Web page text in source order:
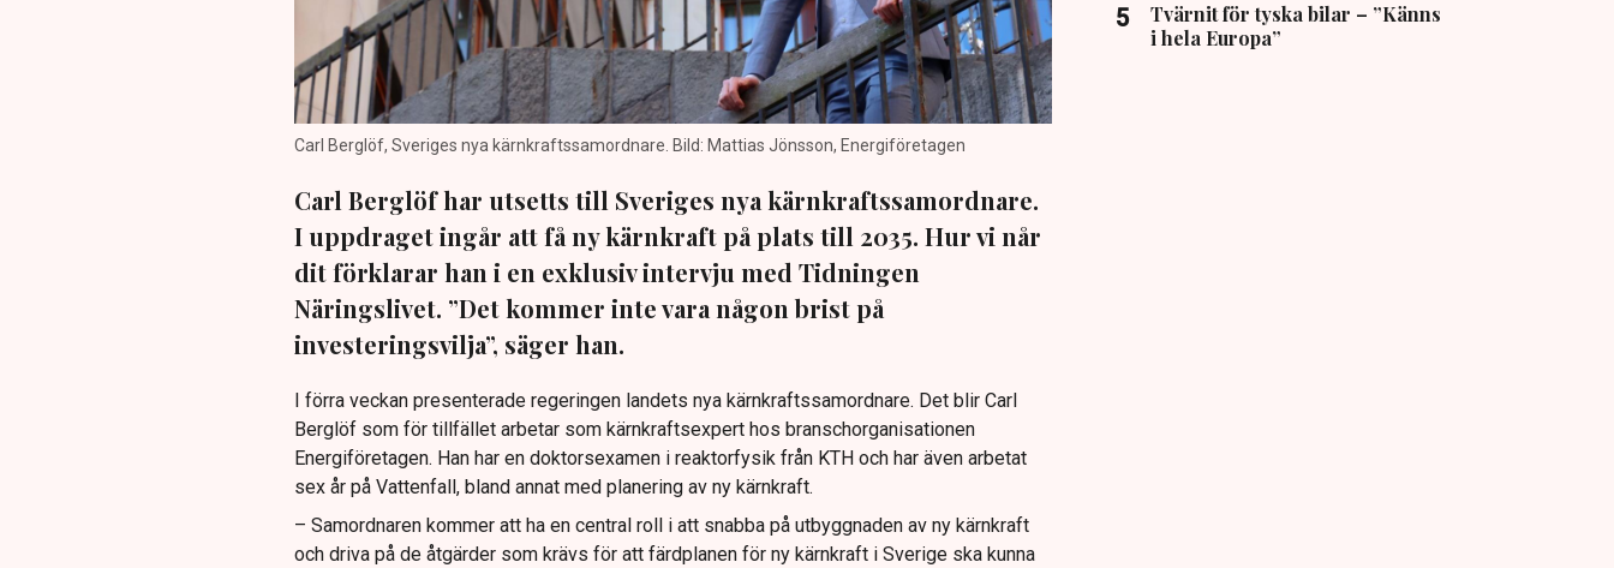
Carl Berglöf, Sveriges nya kärnkraftssamordnare. Bild: Mattias Jönsson, Energiföretagen
Carl Berglöf har utsetts till Sveriges nya kärnkraftssamordnare.
I uppdraget ingår att få ny kärnkraft på plats till 2035. Hur vi når
dit förklarar han i en exklusiv intervju med Tidningen
Näringslivet. ”Det kommer inte vara någon brist på
investeringsvilja”, säger han.
I förra veckan presenterade regeringen landets nya kärnkraftssamordnare. Det blir Carl
Berglöf som för tillfället arbetar som kärnkraftsexpert hos branschorganisationen
Energiföretagen. Han har en doktorsexamen i reaktorfysik från KTH och har även arbetat
sex år på Vattenfall, bland annat med planering av ny kärnkraft.
– Samordnaren kommer att ha en central roll i att snabba på utbyggnaden av ny kärnkraft
och driva på de åtgärder som krävs för att färdplanen för ny kärnkraft i Sverige ska kunna
Tvärnit för tyska bilar – ”Känns
i hela Europa”